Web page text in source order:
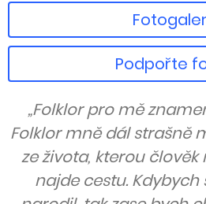
Podpořte
„Folklor pro mě
Folklor mně dál strašně
ze života, kterou člověk
najde cestu. Kdybych